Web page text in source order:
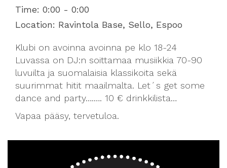
Time: 0:00 - 0:00
Location: Ravintola Base, Sello, Espoo
Klubi on avoinna avoinna pe klo 18-24
Luvassa on DJ:n soittamaa musiikkia 70-90
luvuilta ja suomalaisia klassikoita sekä
suurimmat hitit maailmalta. Let´s get some
dance and party….…. 10 € drinkkilista…
Vapaa pääsy, tervetuloa.